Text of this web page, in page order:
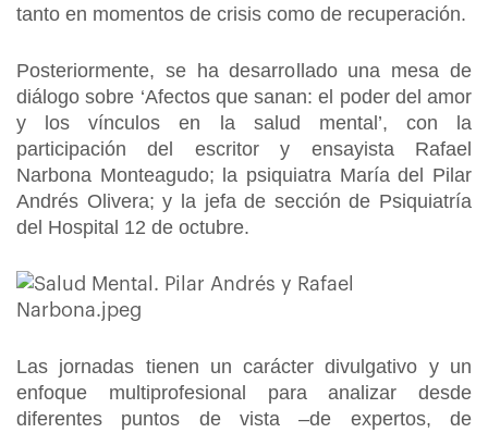
tanto en momentos de crisis como de recuperación.
Posteriormente, se ha desarrollado una mesa de
diálogo sobre ‘Afectos que sanan: el poder del amor
y los vínculos en la salud mental’, con la
participación del escritor y ensayista Rafael
Narbona Monteagudo; la psiquiatra María del Pilar
Andrés Olivera; y la jefa de sección de Psiquiatría
del Hospital 12 de octubre.
Las jornadas tienen un carácter divulgativo y un
enfoque multiprofesional para analizar desde
diferentes puntos de vista –de expertos, de